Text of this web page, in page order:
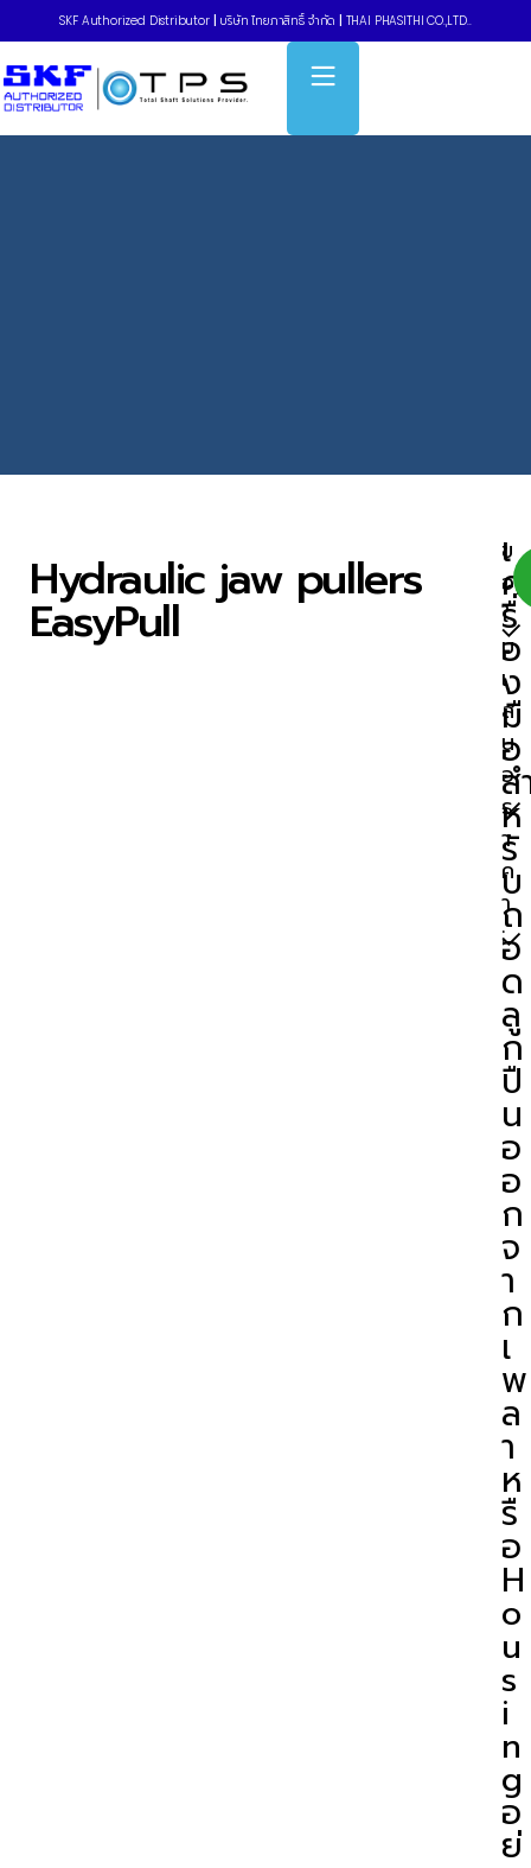
SKF Authorized Distributor บริษัท ไทยภาสิทธิ์ จำกัด THAI PHASITHI CO.,LTD..
Home » Hydraulic jaw pullers EasyPull
Hydraulic jaw pullers
EasyPull
เ
ค
รื่
อ
ง
มื
อ
ส
ห
รั
บ
ถ
อ
ด
ลู
ก
ปื
น
อ
อ
ก
จ
า
ก
เ
พ
ล
า
ห
รื
อ
H
o
u
s
i
n
g
อ
ย่
ข
อ
ใ
บ
เ
ส
น
อ
ร
า
ค
า
: